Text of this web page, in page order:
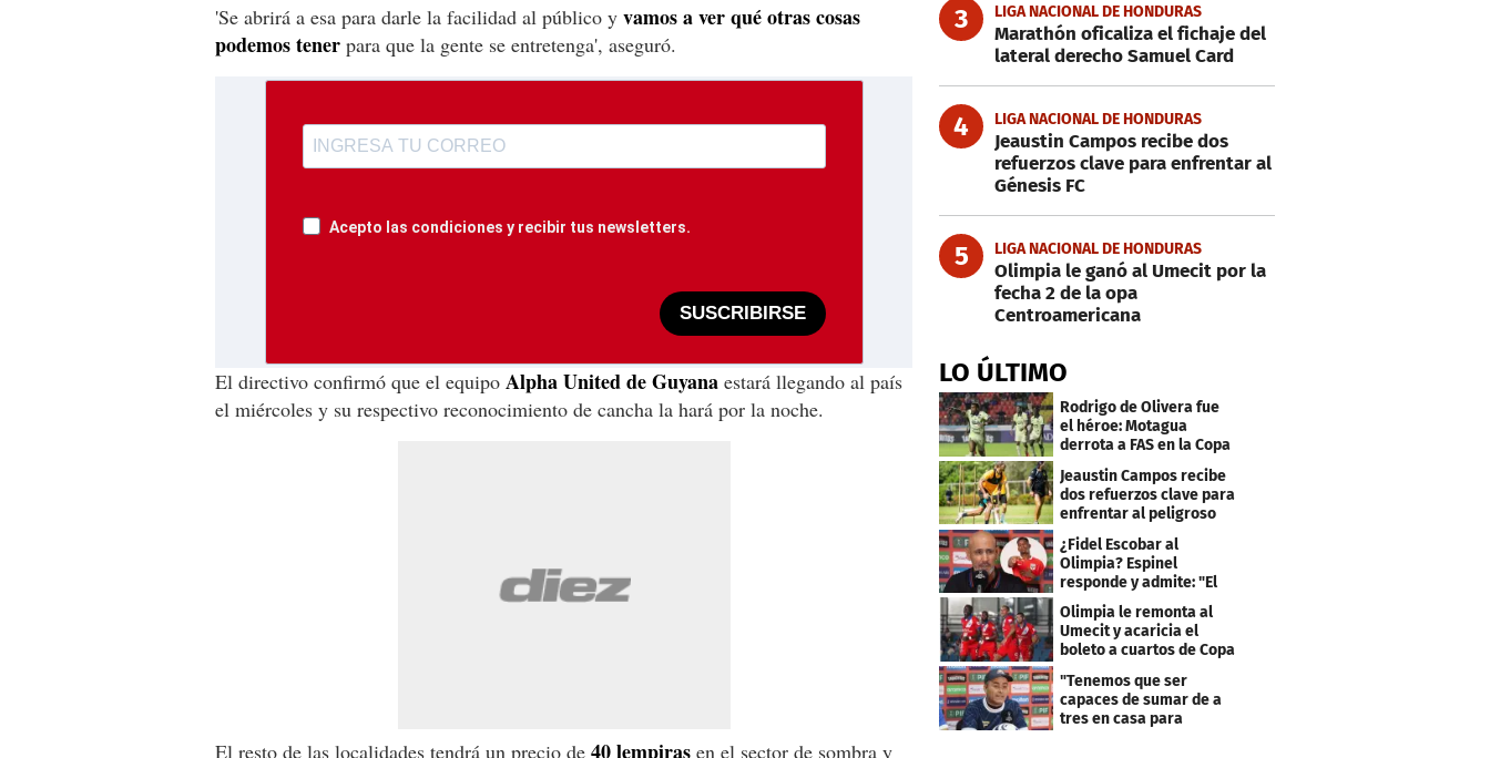
'Se abrirá a esa para darle la facilidad al público y vamos a ver qué otras cosas
podemos tener para que la gente se entretenga', aseguró.
Acepto las condiciones y recibir tus newsletters.
SUSCRIBIRSE
El directivo confirmó que el equipo Alpha United de Guyana estará llegando al país
el miércoles y su respectivo reconocimiento de cancha la hará por la noche.
El resto de las localidades tendrá un precio de 40 lempiras en el sector de sombra y
3 LIGA NACIONAL DE HONDURAS
Marathón oficaliza el fichaje del
lateral derecho Samuel Card
4 LIGA NACIONAL DE HONDURAS
Jeaustin Campos recibe dos
refuerzos clave para enfrentar al
Génesis FC
5 LIGA NACIONAL DE HONDURAS
Olimpia le ganó al Umecit por la
fecha 2 de la opa
Centroamericana
LO ÚLTIMO
Rodrigo de Olivera fue
el héroe: Motagua
derrota a FAS en la Copa
Centroamericana
Jeaustin Campos recibe
dos refuerzos clave para
enfrentar al peligroso
Génesis FC
¿Fidel Escobar al
Olimpia? Espinel
responde y admite: "El
resultado fue corto"
Olimpia le remonta al
Umecit y acaricia el
boleto a cuartos de Copa
"Tenemos que ser
capaces de sumar de a
tres en casa para